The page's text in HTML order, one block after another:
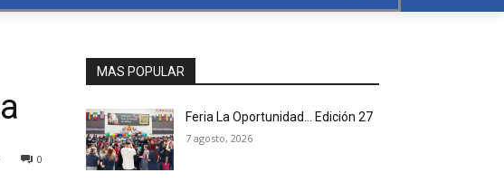
0
MAS POPULAR
Feria La Oportunidad… Edición 27
7 agosto, 2026